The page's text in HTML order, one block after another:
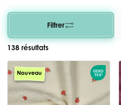
Filtrer
138 résultats
Nouveau